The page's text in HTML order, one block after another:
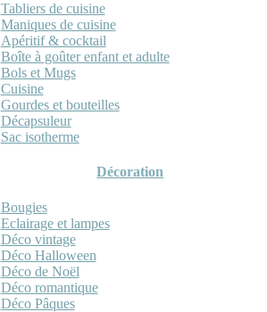
Tabliers de cuisine
Maniques de cuisine
Apéritif & cocktail
Boîte à goûter enfant et adulte
Bols et Mugs
Cuisine
Gourdes et bouteilles
Décapsuleur
Sac isotherme
Décoration
Bougies
Eclairage et lampes
Déco vintage
Déco Halloween
Déco de Noël
Déco romantique
Déco Pâques